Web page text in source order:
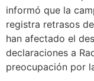
informó que la
registra retrasos
han afectado el
declaraciones a
preocupación por